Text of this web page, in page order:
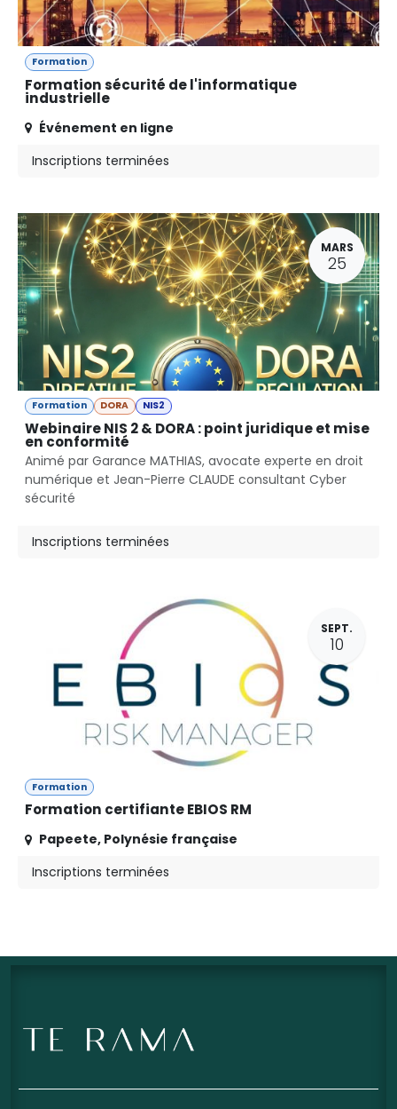
Formation
Formation sécurité de l'informatique
industrielle
Événement en ligne
Inscriptions terminées
MARS
25
Formation DORA NIS2
Webinaire NIS 2 & DORA : point juridique et mise
en conformité
Animé par Garance MATHIAS, avocate experte en droit
numérique et Jean-Pierre CLAUDE consultant Cyber
sécurité
Inscriptions terminées
SEPT.
10
Formation
Formation certifiante EBIOS RM
Papeete, Polynésie française
Inscriptions terminées